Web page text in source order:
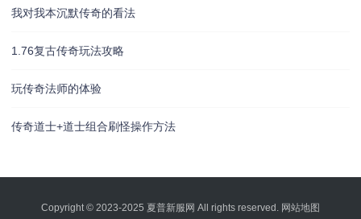
我对我本沉默传奇的看法
1.76复古传奇玩法攻略
玩传奇法师的体验
传奇道士+道士组合刷怪操作方法
Copyright © 2023-2025 夏普新服网 All rights reserved. 网站地图